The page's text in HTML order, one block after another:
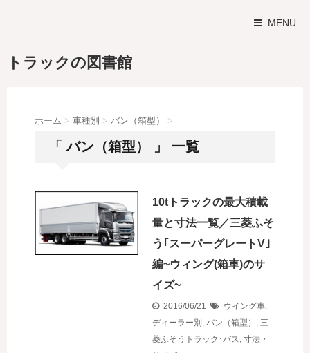
MENU
トラックの図書館
ホーム > 車種別 > バン（箱型） >
「 バン（箱型） 」 一覧
10tトラックの最大積載
量と寸法一覧／三菱ふそ
う｢スーパーグレートV｣
編~ウィング(箱車)のサ
イズ~
2016/06/21 ウイング車,
ディーラー別 , バン（箱型） , 三
菱ふそうトラック･バス, 寸法・